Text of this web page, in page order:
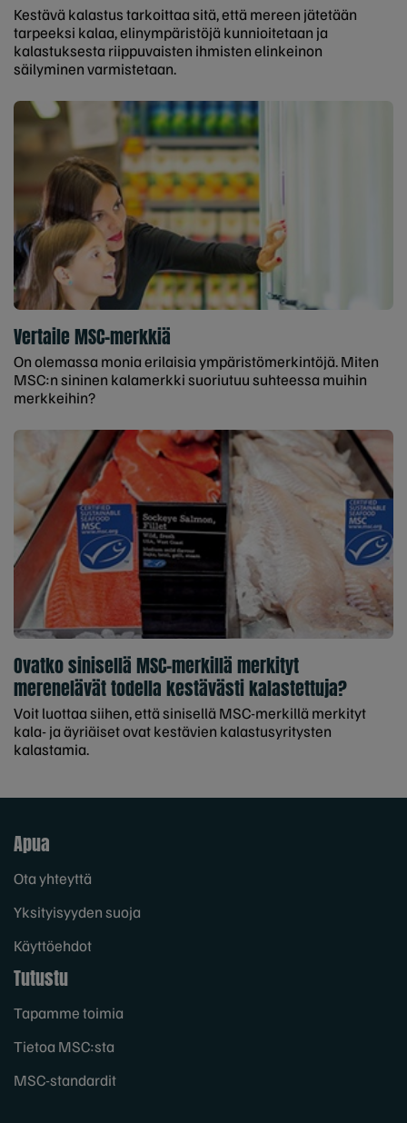
Kestävä kalastus tarkoittaa sitä, että mereen jätetään
tarpeeksi kalaa, elinympäristöjä kunnioitetaan ja
kalastuksesta riippuvaisten ihmisten elinkeinon
säilyminen varmistetaan.
Vertaile MSC-merkkiä
On olemassa monia erilaisia ympäristömerkintöjä. Miten
MSC:n sininen kalamerkki suoriutuu suhteessa muihin
merkkeihin?
Ovatko sinisellä MSC-merkillä merkityt
merenelävät todella kestävästi kalastettuja?
Voit luottaa siihen, että sinisellä MSC-merkillä merkityt
kala- ja äyriäiset ovat kestävien kalastusyritysten
kalastamia.
Apua
Ota yhteyttä
Yksityisyyden suoja
Käyttöehdot
Tutustu
Tapamme toimia
Tietoa MSC:sta
MSC-standardit